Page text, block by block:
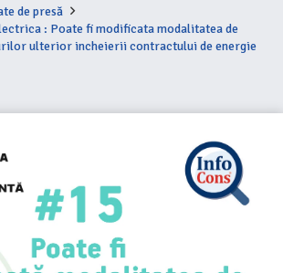
de presă
: Poate fi modificata modalitatea de
ulterior incheierii contractului de energie